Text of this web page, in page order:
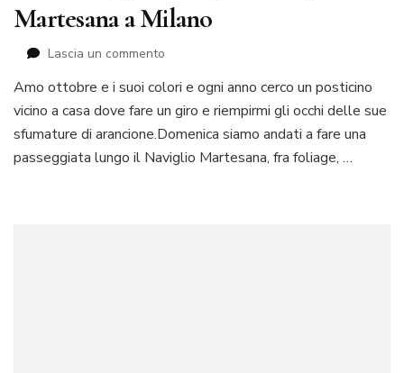
Martesana a Milano
Lascia un commento
Passeggiata
lungo
il
Martesana
Amo ottobre e i suoi colori e ogni anno cerco un posticino
vicino a casa dove fare un giro e riempirmi gli occhi delle sue
sfumature di arancione.Domenica siamo andati a fare una
passeggiata lungo il Naviglio Martesana, fra foliage, …